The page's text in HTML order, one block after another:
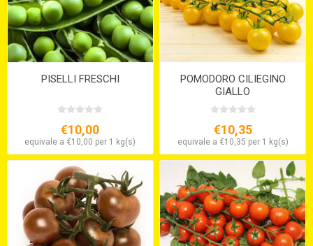
PISELLI FRESCHI
€10,00
equivale a €10,00 per 1 kg(s)
POMODORO CILIEGINO
GIALLO
€10,35
equivale a €10,35 per 1 kg(s)